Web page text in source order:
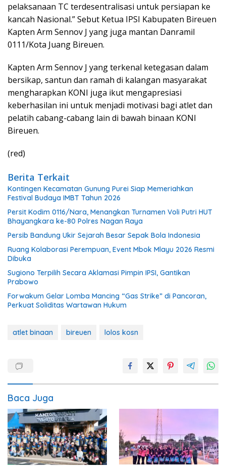
pelaksanaan TC terdesentralisasi untuk persiapan ke
kancah Nasional.” Sebut Ketua IPSI Kabupaten Bireuen
Kapten Arm Sennov J yang juga mantan Danramil
0111/Kota Juang Bireuen.
Kapten Arm Sennov J yang terkenal ketegasan dalam
bersikap, santun dan ramah di kalangan masyarakat
mengharapkan KONI juga ikut mengapresiasi
keberhasilan ini untuk menjadi motivasi bagi atlet dan
pelatih cabang-cabang lain di bawah binaan KONI
Bireuen.
(red)
Berita Terkait
Kontingen Kecamatan Gunung Purei Siap Memeriahkan
Festival Budaya IMBT Tahun 2026
Persit Kodim 0116/Nara, Menangkan Turnamen Voli Putri HUT
Bhayangkara ke-80 Polres Nagan Raya
Persib Bandung Ukir Sejarah Besar Sepak Bola Indonesia
Ruang Kolaborasi Perempuan, Event Mbok Mlayu 2026 Resmi
Dibuka
Sugiono Terpilih Secara Aklamasi Pimpin IPSI, Gantikan
Prabowo
Forwakum Gelar Lomba Mancing “Gas Strike” di Pancoran,
Perkuat Soliditas Wartawan Hukum
atlet binaan bireuen lolos kosn
Baca Juga